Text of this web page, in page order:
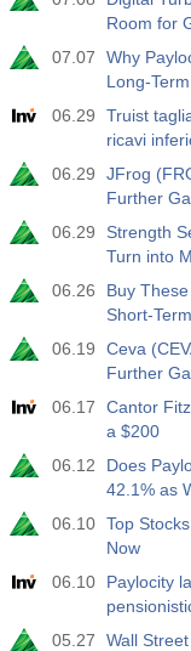
Room for
07.07
Why
Long-Term
06.29
Truist
ricavi
06.29
JFrog
Further
06.29
Strength
Turn into
06.26
Buy
Short-
06.19
Ceva
Further
06.17
Cantor
a $200
06.12
Does
42.1% as
06.10 Top
Now
06.10
Paylocity
05.27
Wall